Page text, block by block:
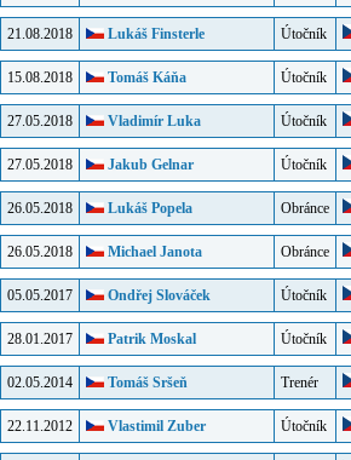
21.08.2018 Lukáš Finsterle Útočník
15.08.2018 Tomáš Káňa Útočník
27.05.2018 Vladimír Luka Útočník
27.05.2018 Jakub Gelnar Útočník
26.05.2018 Lukáš Popela Obránce
26.05.2018 Michael Janota Obránce
05.05.2017 Ondřej Slováček Útočník
28.01.2017 Patrik Moskal Útočník
02.05.2014 Tomáš Sršeň Trenér
22.11.2012 Vlastimil Zuber Útočník